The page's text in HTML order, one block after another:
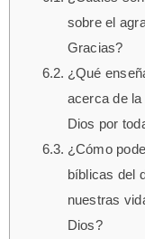
sobre el
Gracias?
¿Qué
acerca de
Dios por
¿Cómo
bíblicas del
nuestras
Dios?